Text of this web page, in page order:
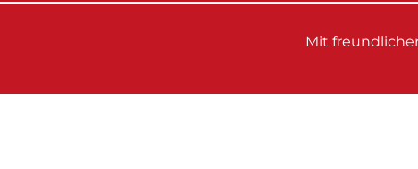
Mit